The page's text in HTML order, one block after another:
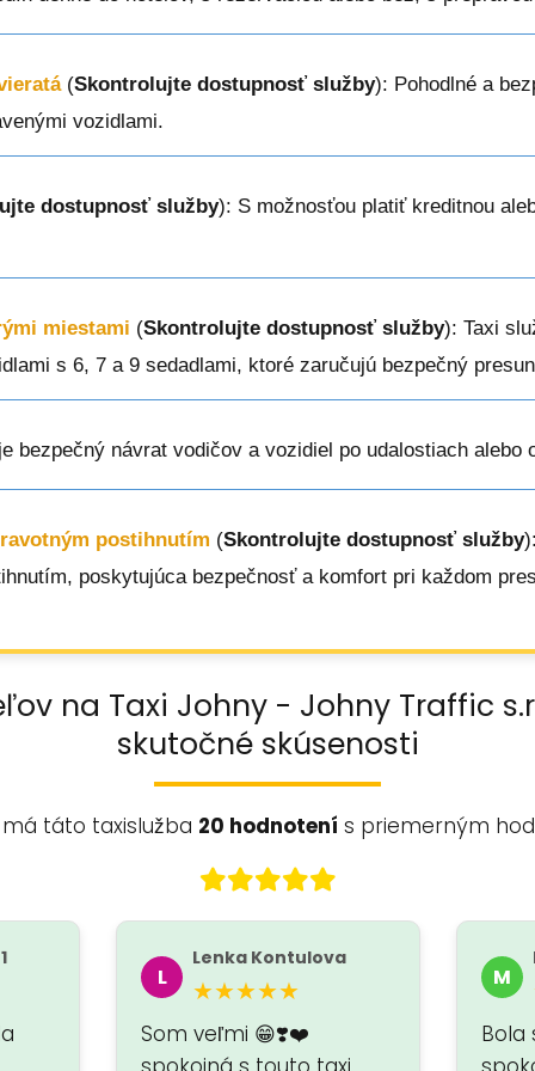
(Skontrolujte dostupnosť služby): Pohodlné a
vozidlami.
dostupnosť služby): S možnosťou platiť kreditnou
miestami (Skontrolujte dostupnosť služby): Taxi
s 6, 7 a 9 sedadlami, ktoré zaručujú bezpečný
bezpečný návrat vodičov a vozidiel po udalostiach alebo
postihnutím (Skontrolujte dostupnosť služby
poskytujúca bezpečnosť a komfort pri každom
na Taxi Johny - Johny Traffic
skutočné skúsenosti
táto taxislužba 20 hodnotení s priemerným
L
Lenka Kontulova
★★★★★
Som veľmi 😁❣️❤️
M
Bola